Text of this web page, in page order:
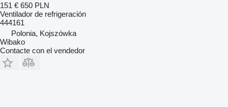
151 € 650 PLN
Ventilador de refrigeración
444161
Polonia, Kojszówka
Wibako
Contacte con el vendedor